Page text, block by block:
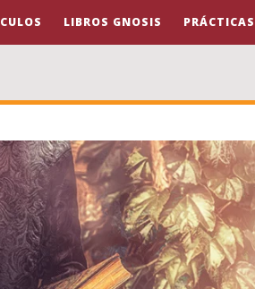
LIBROS GNOSIS PRÁCTICAS